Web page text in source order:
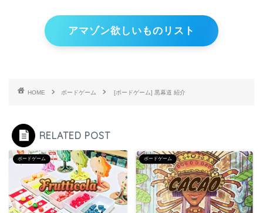
アマゾン欲しいものリスト
HOME ボードゲーム [ボードゲーム] 黒幕道 紹介
RELATED POST
ボードゲーム ボードゲーム